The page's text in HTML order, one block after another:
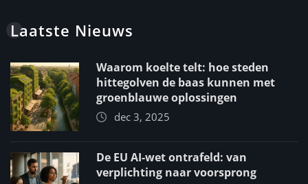
Laatste Nieuws
Waarom koelte telt: hoe steden
hittegolven de baas kunnen met
groenblauwe oplossingen
dec 3, 2025
De EU AI-wet ontrafeld: van
verplichting naar voorsprong